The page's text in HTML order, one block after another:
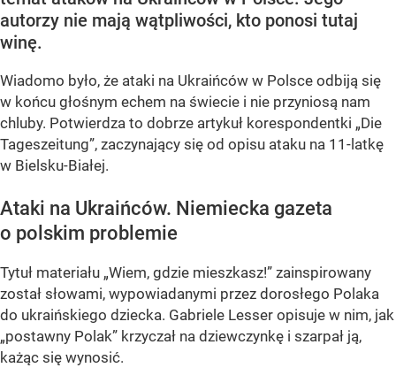
autorzy nie mają wątpliwości, kto ponosi tutaj
winę.
Wiadomo było, że ataki na Ukraińców w Polsce odbiją się
w końcu głośnym echem na świecie i nie przyniosą nam
chluby. Potwierdza to dobrze artykuł korespondentki „Die
Tageszeitung”, zaczynający się od opisu ataku na 11-latkę
w Bielsku-Białej.
Ataki na Ukraińców. Niemiecka gazeta
o polskim problemie
Tytuł materiału „Wiem, gdzie mieszkasz!” zainspirowany
został słowami, wypowiadanymi przez dorosłego Polaka
do ukraińskiego dziecka. Gabriele Lesser opisuje w nim, jak
„postawny Polak” krzyczał na dziewczynkę i szarpał ją,
każąc się wynosić.